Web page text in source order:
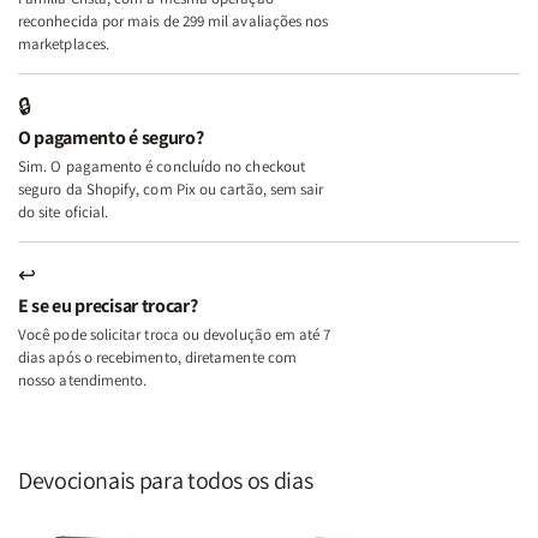
A
Mulher
Lar
A
Lar
reconhecida por mais de 299 mil avaliações nos
marketplaces.
🔒
O pagamento é seguro?
Sim. O pagamento é concluído no checkout
seguro da Shopify, com Pix ou cartão, sem sair
do site oficial.
↩
E se eu precisar trocar?
Você pode solicitar troca ou devolução em até 7
dias após o recebimento, diretamente com
nosso atendimento.
Devocionais para todos os dias